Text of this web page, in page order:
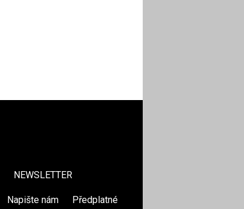
NEWSLETTER
Napište nám Předplatné